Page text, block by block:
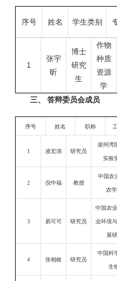
序号 姓名 学生类别
1
张宇
昕
博士
研究
生
作物
种质
资源
学
三、 答辩委员会成员
序号 姓名 职称
1 凌宏清 研究员
崖州湾
实验
2 倪中福 教授
中国农
农
3 易可可 研究员
中国农
业环境
展
4 张相岐 研究员
中国科
生